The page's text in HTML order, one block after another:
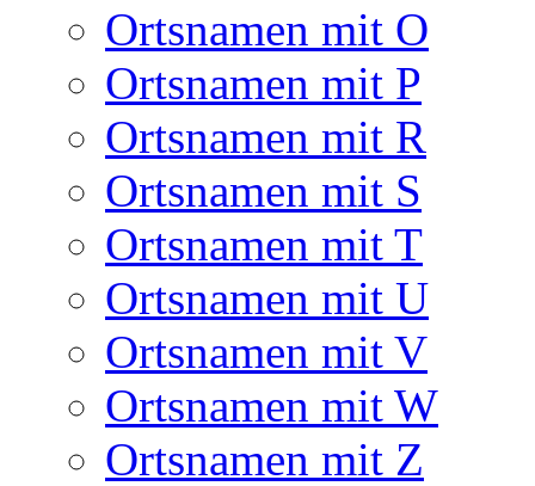
Ortsnamen mit O
Ortsnamen mit P
Ortsnamen mit R
Ortsnamen mit S
Ortsnamen mit T
Ortsnamen mit U
Ortsnamen mit V
Ortsnamen mit W
Ortsnamen mit Z